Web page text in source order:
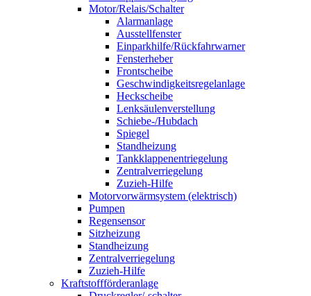
Motor/Relais/Schalter
Alarmanlage
Ausstellfenster
Einparkhilfe/Rückfahrwarner
Fensterheber
Frontscheibe
Geschwindigkeitsregelanlage
Heckscheibe
Lenksäulenverstellung
Schiebe-/Hubdach
Spiegel
Standheizung
Tankklappenentriegelung
Zentralverriegelung
Zuzieh-Hilfe
Motorvorwärmsystem (elektrisch)
Pumpen
Regensensor
Sitzheizung
Standheizung
Zentralverriegelung
Zuzieh-Hilfe
Kraftstoffförderanlage